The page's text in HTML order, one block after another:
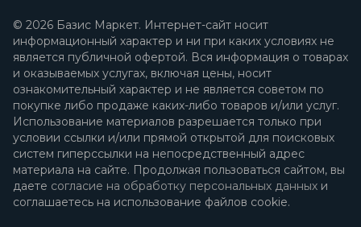
© 2026 Базис Маркет. Интернет-сайт носит
информационный характер и ни при каких условиях не
является публичной офертой. Вся информация о товарах
и оказываемых услугах, включая цены, носит
ознакомительный характер и не является советом по
покупке либо продаже каких-либо товаров и/или услуг.
Использование материалов разрешается только при
условии ссылки и/или прямой открытой для поисковых
систем гиперссылки на непосредственный адрес
материала на сайте. Продолжая пользоваться сайтом, вы
даете согласие на обработку персональных данных и
соглашаетесь на использование файлов cookie.